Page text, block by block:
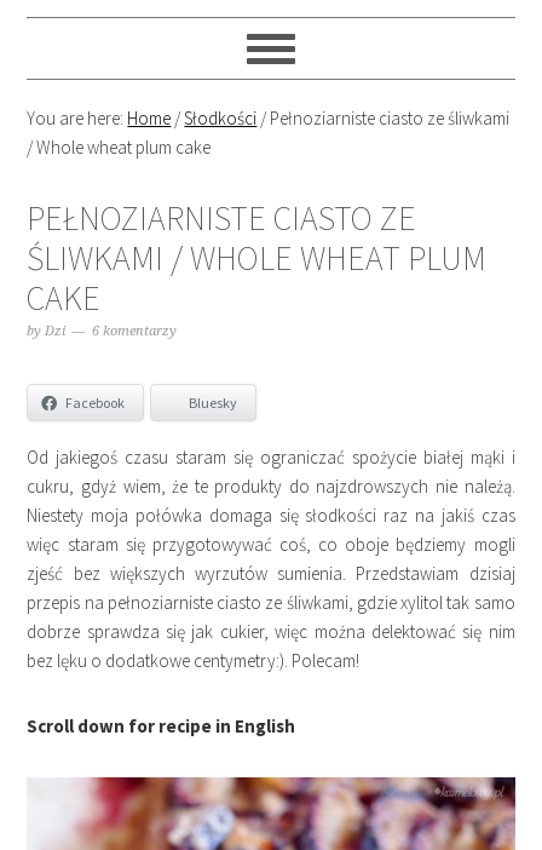
You are here: Home /Słodkości /Pełnoziarniste ciasto ze śliwkami
/ Whole wheat plum cake
PEŁNOZIARNISTE CIASTO ZE
ŚLIWKAMI / WHOLE WHEAT PLUM
CAKE
byDzi 6 komentarzy
Facebook Bluesky
Od jakiegoś czasu staram się ograniczać spożycie białej mąki i
cukru, gdyż wiem, że te produkty do najzdrowszych nie należą.
Niestety moja połówka domaga się słodkości raz na jakiś czas
więc staram się przygotowywać coś, co oboje będziemy mogli
zjeść bez większych wyrzutów sumienia. Przedstawiam dzisiaj
przepis na pełnoziarniste ciasto ze śliwkami, gdzie xylitol tak samo
dobrze sprawdza się jak cukier, więc można delektować się nim
bez lęku o dodatkowe centymetry:). Polecam!
Scroll down for recipe in English